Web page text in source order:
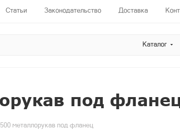
Статьи Законодательство Доставка
Каталог
под
металлорукав под фланец